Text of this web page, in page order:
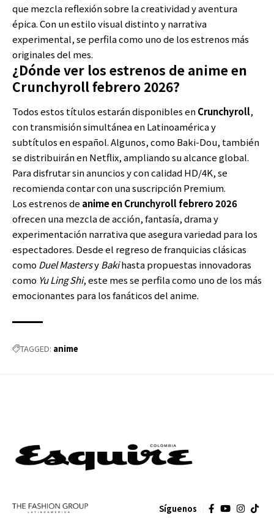
que mezcla reflexión sobre la creatividad y aventura
épica. Con un estilo visual distinto y narrativa
experimental, se perfila como uno de los estrenos más
originales del mes.
¿Dónde ver los estrenos de anime en
Crunchyroll febrero 2026?
Todos estos títulos estarán disponibles enCrunchyroll,
con transmisión simultánea en Latinoamérica y
subtítulos en español. Algunos, como Baki-Dou, también
se distribuirán en Netflix, ampliando su alcance global.
Para disfrutar sin anuncios y con calidad HD/4K, se
recomienda contar con una suscripción Premium.
Los estrenos de animeen Crunchyroll febrero 2026
ofrecen una mezcla de acción, fantasía, drama y
experimentación narrativa que asegura variedad para los
espectadores. Desde el regreso de franquicias clásicas
como Duel MastersyBakihasta propuestas innovadoras
como Yu Ling Shi, este mes se perfila como uno de los más
emocionantes para los fanáticos del anime.
TAGGED: anime
Síguenos